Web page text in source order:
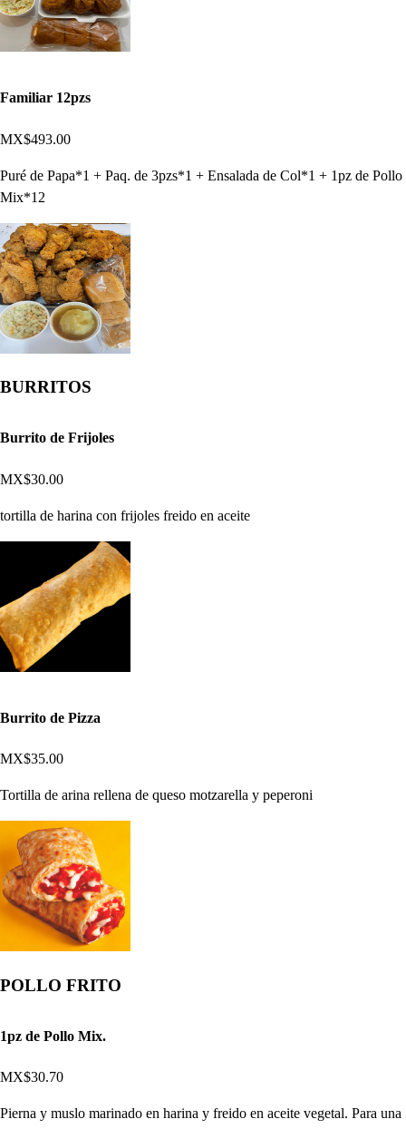
Familiar 12pzs
MX$493.00
Puré de Papa*1 + Paq. de 3pzs*1 + Ensalada de Col*1 + 1pz de Pollo
Mix*12
BURRITOS
Burrito de Frijoles
MX$30.00
tortilla de harina con frijoles freido en aceite
Burrito de Pizza
MX$35.00
Tortilla de arina rellena de queso motzarella y peperoni
POLLO FRITO
1pz de Pollo Mix.
MX$30.70
Pierna y muslo marinado en harina y freido en aceite vegetal. Para una